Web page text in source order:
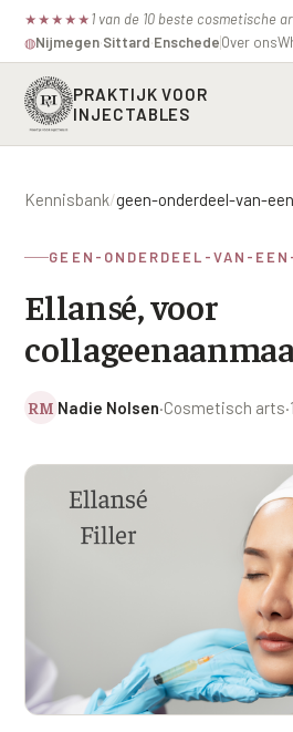
★ ★ ★ ★ ★
◍Nijmegen·Sittard·EnschedeOver ons
PRAKTIJK VOOR
INJECTABLES
Voorhoofdsrimpels
Fronsrimpel
Wenkbrauwen
Kraaienpootjes
Donkere kringen onder de ogen
Traangoot en wallen
Lippen
Botox / anti-rimpel
Bocouture
Azzalure
Belotero
Ellansé
Juvéderm Volift
Juvéderm Volbella
Profielen
VEROUDERING
Structuur Verlies Profiel
Menopauze Veroudering profiel
Stress Cortisol profiel
Prijzen
Online
Enschede
Kennisbank/geen-onderdeel-van-
GEEN-ONDERDEEL-VAN-
Ellansé, voor
RM Nadie Nolsen·Cosmetisch arts·